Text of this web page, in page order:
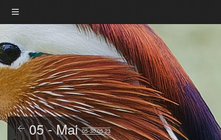
05 - Mai05-30.05.23